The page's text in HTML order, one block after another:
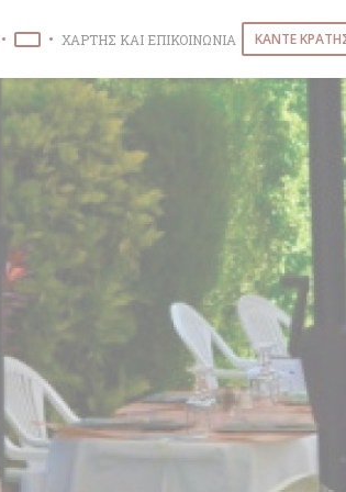
((ΑΝΟΊΓΕΙ ΣΕ ΝΈΟ ΠΑΡΆΘΥΡΟ))
ΧΆΡΤΗΣ ΚΑΙ ΕΠΙΚΟΙΝΩΝΊΑ ΚΆΝΤΕ